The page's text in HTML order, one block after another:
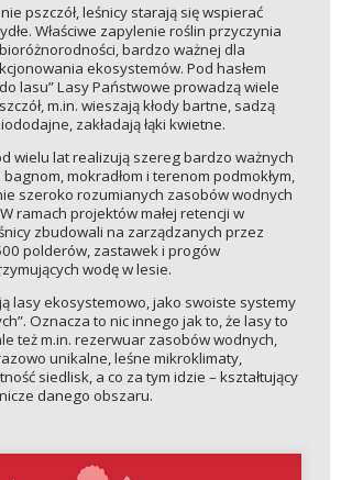
pszczół, leśnicy starają się wspierać
Właściwe zapylenie roślin przyczynia
bardzo ważnej dla
ekosystemów. Pod hasłem
do lasu” Lasy Państwowe prowadzą wiele
m.in. wieszają kłody bartne, sadzą
zakładają łąki kwietne.
wielu lat realizują szereg bardzo ważnych
bagnom, mokradłom i terenom podmokłym,
szeroko rozumianych zasobów wodnych
ramach projektów małej retencji w
zbudowali na zarządzanych przez
polderów, zastawek i progów
wodę w lesie.
lasy ekosystemowo, jako swoiste systemy
Oznacza to nic innego jak to, że lasy to
też m.in. rezerwuar zasobów wodnych,
unikalne, leśne mikroklimaty,
siedlisk, a co za tym idzie – kształtujący
danego obszaru.